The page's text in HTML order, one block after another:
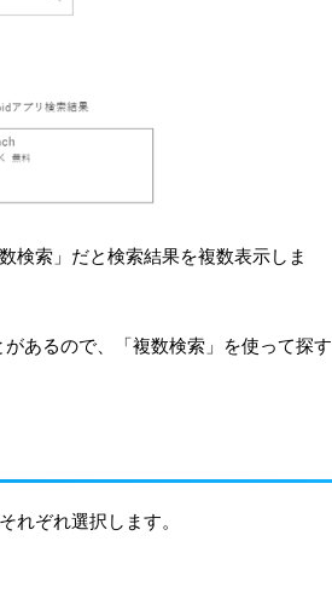
検索」だと検索結果を複数表示しま
あるので、「複数検索」を使って探す
ぞれ選択します。